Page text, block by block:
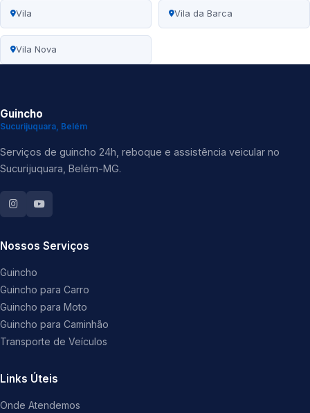
Vila Vila da Barca
Vila Nova
Guincho
Sucurijuquara, Belém
Serviços de guincho 24h, reboque e assistência veicular no
Sucurijuquara, Belém-MG.
Nossos Serviços
Guincho
Guincho para Carro
Guincho para Moto
Guincho para Caminhão
Transporte de Veículos
Links Úteis
Onde Atendemos